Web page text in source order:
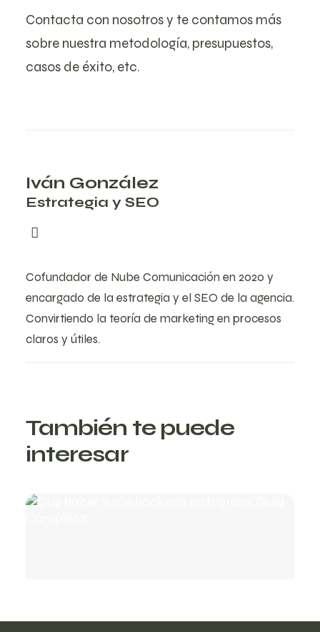
Contacta con nosotrosy te contamos más
sobre nuestra metodología, presupuestos,
casos de éxito, etc.
Iván González
Estrategia y SEO
Cofundador de Nube Comunicación en 2020 y
encargado de la estrategia y el SEO de la agencia.
Convirtiendo la teoría de marketing en procesos
claros y útiles.
También te puede
interesar